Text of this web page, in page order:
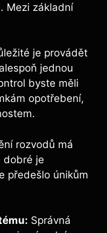
Mezi základní
je provádět
jednou
byste měli
opotřebení,
rozvodů má
dobré je
předešlo únikům
Správná